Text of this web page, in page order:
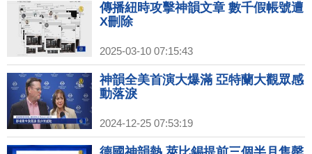
傳播紐時攻擊神韻文章 數千假帳號遭
X刪除
2025-03-10 07:15:43
神韻全美首演大爆滿 亞特蘭大觀眾感
動落淚
2024-12-25 07:53:19